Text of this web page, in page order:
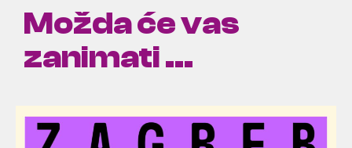
Možda će vas
zanimati ...